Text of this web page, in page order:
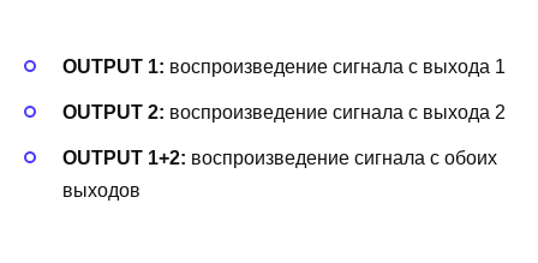
OUTPUT 1: воспроизведение сигнала с выхода 1
OUTPUT 2: воспроизведение сигнала с выхода 2
OUTPUT 1+2: воспроизведение сигнала с обоих
выходов